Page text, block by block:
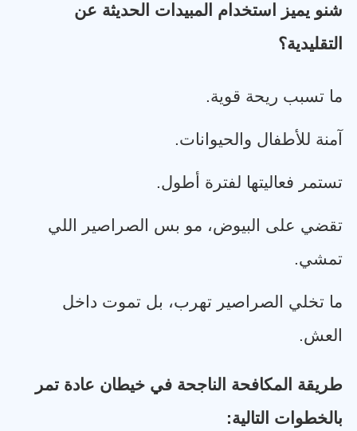
شنو يميز استخدام المبيدات الحديثة عن
التقليدية؟
ما تسبب ريحة قوية.
آمنة للأطفال والحيوانات.
تستمر فعاليتها لفترة أطول.
تقضي على البيوض، مو بس الصراصير اللي
تمشي.
ما تخلي الصراصير تهرب، بل تموت داخل
العش.
طريقة المكافحة الناجحة في خيطان عادة تمر
بالخطوات التالية: